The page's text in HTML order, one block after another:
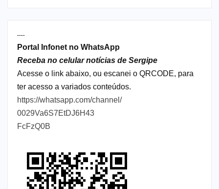
----
Portal Infonet no WhatsApp
Receba no celular notícias de Sergipe
Acesse o link abaixo, ou escanei o QRCODE, para
ter acesso a variados conteúdos.
https://whatsapp.com/channel/
0029Va6S7EtDJ6H43
FcFzQ0B